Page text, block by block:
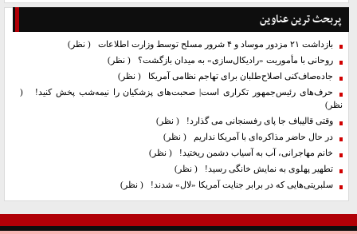
پربحث ترین عناوین
بازداشت ۲۱ مزدور موساد و ۴ شرور مسلح توسط وزارت اطلاعات
( نظر)
روحانی با مأموریت «رادیکال‌سازی» به میدان بازگشت؟ ( نظر)
جاده‌صاف‌کنی اصلاح‌طلبان برای تهاجم نظامی آمریکا
( نظر)
حرف‌های رئیس‌جمهور تکراری است| صحبت‌های پزشکیان را نیمه‌شب پخش کنید!
(
نظر)
وقتی قالیباف جا پای رفسنجانی می گذارد! ( نظر)
در حال حاضر مذاکره‌ای با آمریکا نداریم
( نظر)
خانم مهاجرانی، آب به آسیاب دشمن ریختید! ( نظر)
تطهیر پهلوی به نمایش خانگی رسید! ( نظر)
سلبریتی‌هایی که در برابر جنایت آمریکا «لال» شدند! ( نظر)